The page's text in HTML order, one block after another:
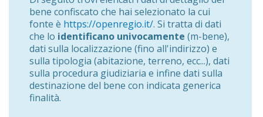
bene confiscato che hai selezionato la cui
fonte è https://openregio.it/. Si tratta di dati
che lo identificano univocamente (m-bene),
dati sulla localizzazione (fino all'indirizzo) e
sulla tipologia (abitazione, terreno, ecc...), dati
sulla procedura giudiziaria e infine dati sulla
destinazione del bene con indicata generica
finalità.